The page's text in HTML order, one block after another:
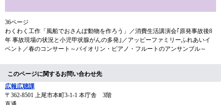
36ページ
わくわく工作「風船でおさんぽ動物を作ろう」／消費生活講演会｢原発事故後8
年 事故現場の状況と小児甲状腺がんの多発｣／アッピーファミリーふれあいイ
ベント／春のコンサート～バイオリン・ピアノ・フルートのアンサンブル～
このページに関するお問い合わせ先
広報広聴課
〒362-8501 上尾市本町3-1-1 本庁舎 3階